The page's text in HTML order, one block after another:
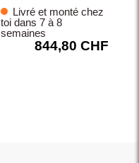
Livré et monté chez
toi dans 7 à 8
semaines
844,80 CHF